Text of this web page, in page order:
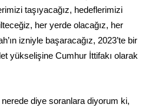
taşıyacağız, hedeflerimizi
her yerde olacağız, her
izniyle başaracağız, 2023’te bir
yükselişine Cumhur İttifakı olarak
diye soranlara diyorum ki,